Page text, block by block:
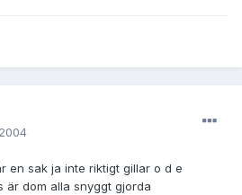
en sak ja inte riktigt gillar o d e
är dom alla snyggt gjorda